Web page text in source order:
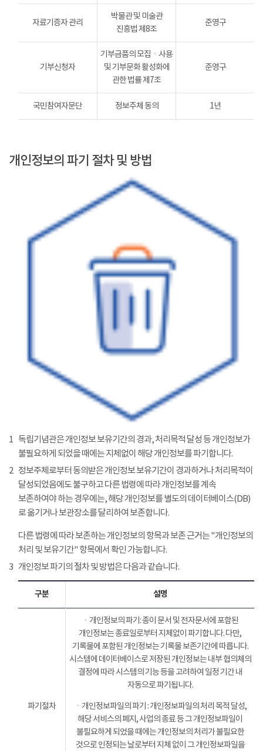
자료기증자 관리
박물관 및 미술관
진흥법 제8조
준영구
기부신청자
기부금품의 모집ㆍ사용
및 기부문화 활성화에
관한 법률 제7조
준영구
국민참여자문단 정보주체 동의 1년
개인정보의 파기 절차 및 방법
1 독립기념관은 개인정보 보유기간의 경과, 처리목적 달성 등 개인정보가
불필요하게 되었을 때에는 지체없이 해당 개인정보를 파기합니다.
2 정보주체로부터 동의받은 개인정보 보유기간이 경과하거나 처리목적이
달성되었음에도 불구하고 다른 법령에 따라 개인정보를 계속
보존하여야 하는 경우에는, 해당 개인정보를 별도의 데이터베이스(DB)
로 옮기거나 보관장소를 달리하여 보존합니다.
다른 법령에 따라 보존하는 개인정보의 항목과 보존 근거는 "개인정보의
처리 및 보유기간" 항목에서 확인 가능합니다.
3 개인정보 파기의 절차 및 방법은 다음과 같습니다.
구분 설명
파기절차
ㆍ개인정보의 파기: 종이 문서 및 전자문서에 포함된
개인정보는 종료일로부터 지체없이 파기합니다. 다만,
기록물에 포함된 개인정보는 기록물 보존기간에 따릅니다.
시스템에 데이터베이스로 저장된 개인정보는 내부 협의체의
결정에 따라 시스템의 기능 등을 고려하여 일정 기간 내
자동으로 파기됩니다.
ㆍ개인정보파일의 파기 : 개인정보파일의 처리 목적 달성,
해당 서비스의 폐지, 사업의 종료 등 그 개인정보파일이
불필요하게 되었을 때에는 개인정보의 처리가 불필요한
것으로 인정되는 날로부터 지체 없이 그 개인정보파일을